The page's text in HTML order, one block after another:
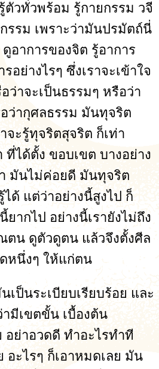
วทั่วพร้อม รู้กายกรรม วจี
รรม เพราะว่ามันปรมัตถ์นี่
อาการของจิต รู้อาการ
อย่างไรๆ ซึ่งเราจะเข้าใจ
ว่าจะเป็นธรรมๆ หรือว่า
ว่ากุศลธรรม มันทุจริต
จะรู้ทุจริตสุจริต ก็เท่า
ที่ได้ตั้ง ขอบเขต บางอย่าง
มันไม่ค่อยดี มันทุจริต
ได้ แต่ว่าอย่างนี้สูงไป ก็
ากไป อย่างนี้เรายังไม่ถึง
ตน ดูตัวดูตน แล้วจึงตั้งศีล
หนึ่งๆ ให้แก่ตน
เป็นระเบียบเรียบร้อย และ
มีเขตขั้น เบื้องต้น
ย่าอวดดี ทำอะไรทำที
อะไรๆ ก็เอาหมดเลย มัน